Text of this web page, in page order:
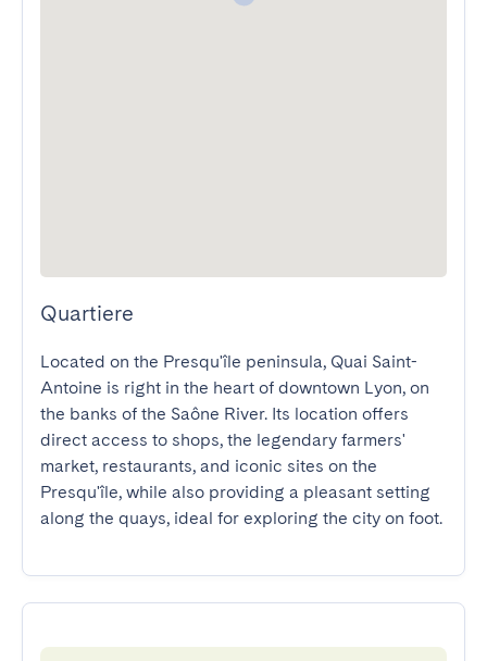
Quartiere
Located on the Presqu'île peninsula, Quai Saint-
Antoine is right in the heart of downtown Lyon, on
the banks of the Saône River. Its location offers
direct access to shops, the legendary farmers'
market, restaurants, and iconic sites on the
Presqu'île, while also providing a pleasant setting
along the quays, ideal for exploring the city on foot.